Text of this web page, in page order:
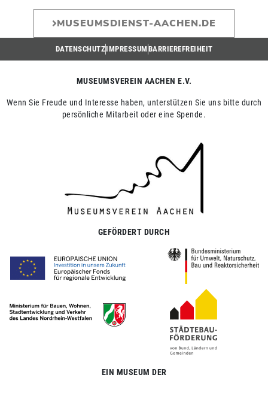
MUSEUMSDIENST-AACHEN.DE
DATENSCHUTZIMPRESSUM BARRIEREFREIHEIT
MUSEUMSVEREIN AACHEN E.V.
Wenn Sie Freude und Interesse haben, unterstützen Sie uns bitte durch
persönliche Mitarbeit oder eine Spende.
GEFÖRDERT DURCH
EIN MUSEUM DER